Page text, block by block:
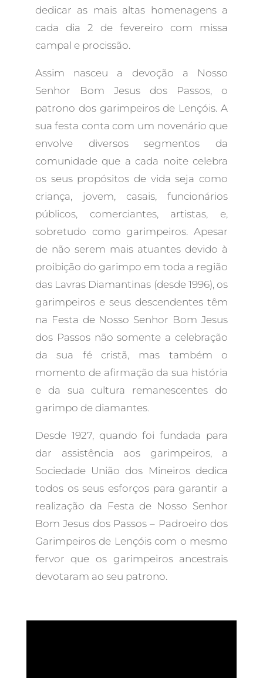
dedicar as mais altas homenagens a
cada dia 2 de fevereiro com missa
campal e procissão.
Assim nasceu a devoção a Nosso
Senhor Bom Jesus dos Passos, o
patrono dos garimpeiros de Lençóis. A
sua festa conta com um novenário que
envolve diversos segmentos da
comunidade que a cada noite celebra
os seus propósitos de vida seja como
criança, jovem, casais, funcionários
públicos, comerciantes, artistas, e,
sobretudo como garimpeiros. Apesar
de não serem mais atuantes devido à
proibição do garimpo em toda a região
das Lavras Diamantinas (desde 1996), os
garimpeiros e seus descendentes têm
na Festa de Nosso Senhor Bom Jesus
dos Passos não somente a celebração
da sua fé cristã, mas também o
momento de afirmação da sua história
e da sua cultura remanescentes do
garimpo de diamantes.
Desde 1927, quando foi fundada para
dar assistência aos garimpeiros, a
Sociedade União dos Mineiros dedica
todos os seus esforços para garantir a
realização da Festa de Nosso Senhor
Bom Jesus dos Passos – Padroeiro dos
Garimpeiros de Lençóis com o mesmo
fervor que os garimpeiros ancestrais
devotaram ao seu patrono.